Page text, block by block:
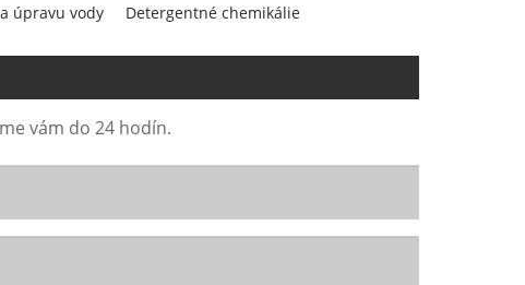
úpravu vody
Detergentné chemikálie
vám do 24 hodín.